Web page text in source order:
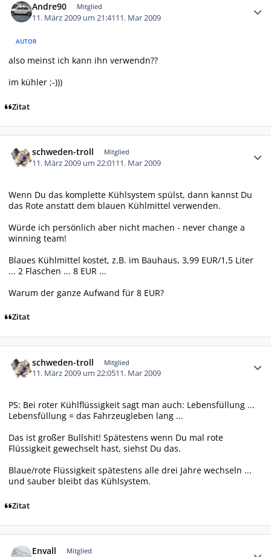
Andre90 Mitglied
11. März 2009 um 21:4111. Mar 2009
AUTOR
also meinst ich kann ihn verwendn??
im kühler ;-)))
Zitat
schweden-troll Mitglied
11. März 2009 um 22:0111. Mar 2009
Wenn Du das komplette Kühlsystem spülst, dann kannst Du
das Rote anstatt dem blauen Kühlmittel verwenden.
Würde ich persönlich aber nicht machen - never change a
winning team!
Blaues Kühlmittel kostet, z.B. im Bauhaus, 3,99 EUR/1,5 Liter
... 2 Flaschen ... 8 EUR ...
Warum der ganze Aufwand für 8 EUR?
Zitat
schweden-troll Mitglied
11. März 2009 um 22:0511. Mar 2009
PS: Bei roter Kühlflüssigkeit sagt man auch: Lebensfüllung ...
Lebensfüllung = das Fahrzeugleben lang ...
Das ist großer Bullshit! Spätestens wenn Du mal rote
Flüssigkeit gewechselt hast, siehst Du das.
Blaue/rote Flüssigkeit spätestens alle drei Jahre wechseln ...
und sauber bleibt das Kühlsystem.
Zitat
Envall Mitglied